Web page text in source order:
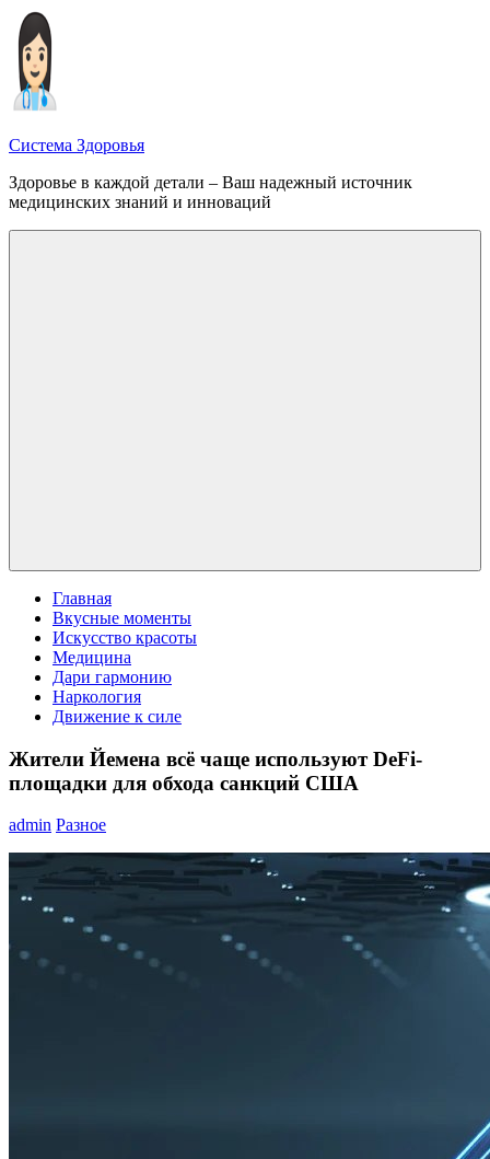
Перейти
содержимому
Система Здоровья
Здоровье в каждой детали – Ваш надежный источник
медицинских знаний и инноваций
Главная
Вкусные моменты
Искусство красоты
Медицина
Дари гармонию
Наркология
Движение к силе
Жители Йемена всё чаще используют DeFi-
площадки для обхода санкций США
admin Разное